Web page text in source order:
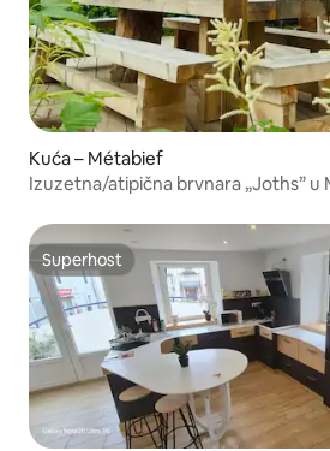
Kuća – Métabief
Izuzetna/atipična brvnara „Joths” u
Superhost
Superhost